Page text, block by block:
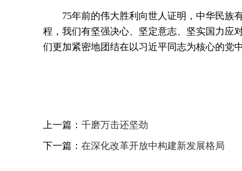
75年前的伟大胜利向世人证明，中华民族
程，我们有坚强决心、坚定意志、坚实国力应
们更加紧密地团结在以习近平同志为核心的党
上一篇： 千磨万击还坚劲
下一篇： 在深化改革开放中构建新发展格局